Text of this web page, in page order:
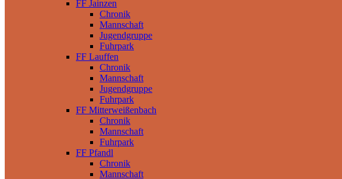
FF Jainzen
Chronik
Mannschaft
Jugendgruppe
Fuhrpark
FF Lauffen
Chronik
Mannschaft
Jugendgruppe
Fuhrpark
FF Mitterweißenbach
Chronik
Mannschaft
Fuhrpark
FF Pfandl
Chronik
Mannschaft